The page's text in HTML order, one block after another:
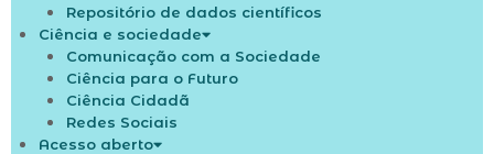
Repositório de dados científicos
Ciência e sociedade
Comunicação com a Sociedade
Ciência para o Futuro
Ciência Cidadã
Redes Sociais
Acesso aberto